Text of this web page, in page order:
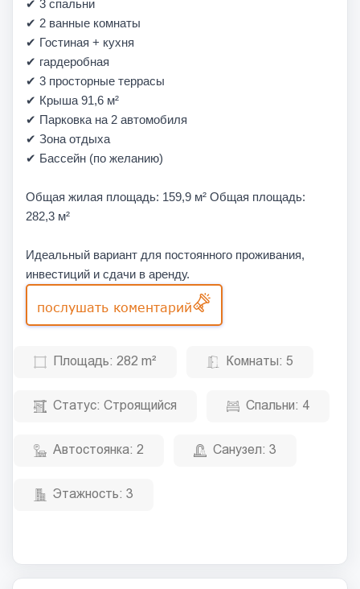
✔ 3 спальни
✔ 2 ванные комнаты
✔ Гостиная + кухня
✔ гардеробная
✔ 3 просторные террасы
✔ Крыша 91,6 м²
✔ Парковка на 2 автомобиля
✔ Зона отдыха
✔ Бассейн (по желанию)
Общая жилая площадь: 159,9 м² Общая площадь:
282,3 м²
Идеальный вариант для постоянного проживания,
инвестиций и сдачи в аренду.
послушать коментарий
Площадь: 282 m² Комнаты: 5
Статус: Строящийся Спальни: 4
Автостоянка: 2 Санузел: 3
Этажность: 3